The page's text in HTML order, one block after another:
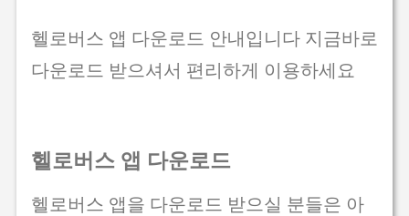
헬로버스 앱 다운로드 안내입니다 지금바로
다운로드 받으셔서 편리하게 이용하세요
헬로버스 앱 다운로드
헬로버스 앱을 다운로드 받으실 분들은 아